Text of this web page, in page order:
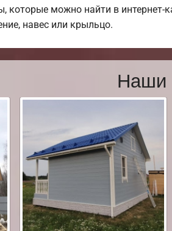
которые можно найти в
навес или крыльцо.
Наши